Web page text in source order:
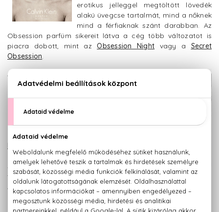
erotikus jelleggel megtöltött lövedék
alakú üvegcse tartalmát, mind a nőknek
mind a férfiaknak szánt darabban. Az
Obsession parfüm sikereit látva a cég több változatot is
piacra dobott, mint azObsession Night vagy a Secret
Obsession.
Az erotika után,
Calvin Klein következő
célközönségnek
készült nagy
odaadással. Az
Eternity
(Örökkévalóság) a
szentimentalizmust
testesíti meg tökéletesen komponált virágos elemeivel.
Azóta a parfüm parfümcsaláddá nőtte ki magát, az
Eternity-nek ugyanis 17 különböző változata jelent meg.